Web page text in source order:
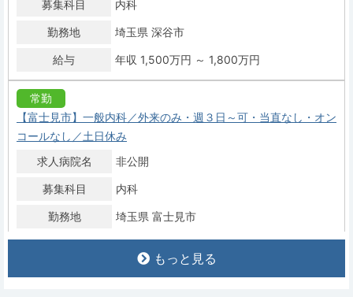
募集科目 内科
勤務地 埼玉県 深谷市
給与 年収 1,500万円 ～ 1,800万円
常勤
【富士見市】一般内科／外来のみ・週３日～可・当直なし・オン
コールなし／土日休み
求人病院名
非公開
募集科目 内科
勤務地 埼玉県 富士見市
給与 年収 1,000万円 ～ 1,500万円
もっと見る